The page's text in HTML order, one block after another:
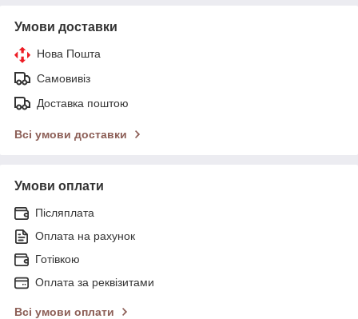
Умови доставки
Нова Пошта
Самовивіз
Доставка поштою
Всі умови доставки
Умови оплати
Післяплата
Оплата на рахунок
Готівкою
Оплата за реквізитами
Всі умови оплати